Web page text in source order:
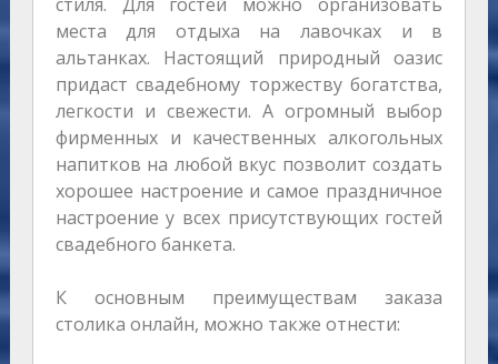
места для отдыха на лавочках и в
альтанках. Настоящий природный оазис
придаст свадебному торжеству богатства,
легкости и свежести. А огромный выбор
фирменных и качественных алкогольных
напитков на любой вкус позволит создать
хорошее настроение и самое праздничное
настроение у всех присутствующих гостей
свадебного банкета.
К основным преимуществам заказа
столика онлайн, можно также отнести: